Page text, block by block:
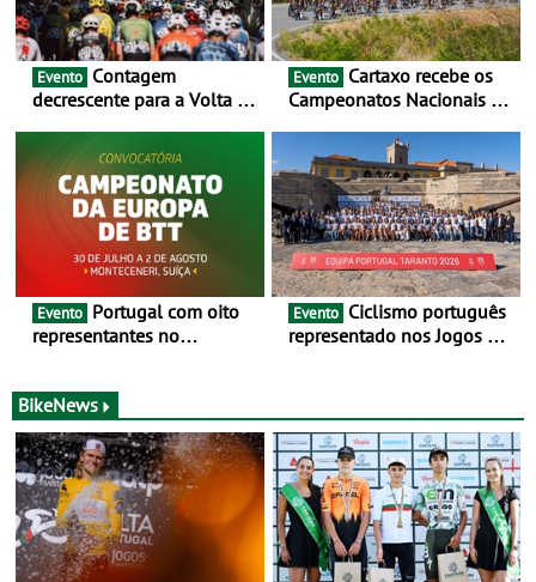
Evento
decrescente para a Volta a
as 17 equipas de 2026
Evento
Campeonatos Nacionais da
julho e 2 de agosto
Evento
representantes no
de agosto, em
Monteceneri, na Suíça
Evento
representado nos Jogos do
BikeNews